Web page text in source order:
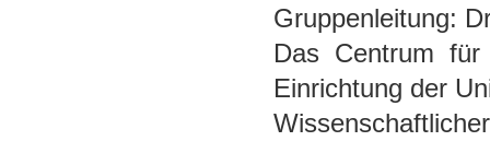
Gruppenleitung:
Das Centrum für
Einrichtung der